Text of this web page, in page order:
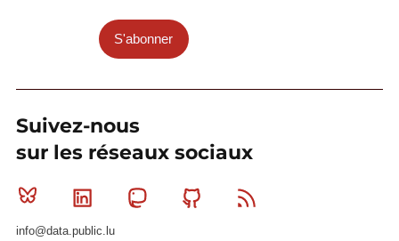
S'abonner
Suivez-nous
sur les réseaux sociaux
Bluesky Linkedin MastodonGithub
info@data.public.lu